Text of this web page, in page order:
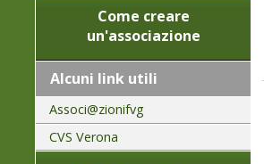
Come creare
un'associazione
Alcuni link utili
Associ@zionifvg
CVS Verona